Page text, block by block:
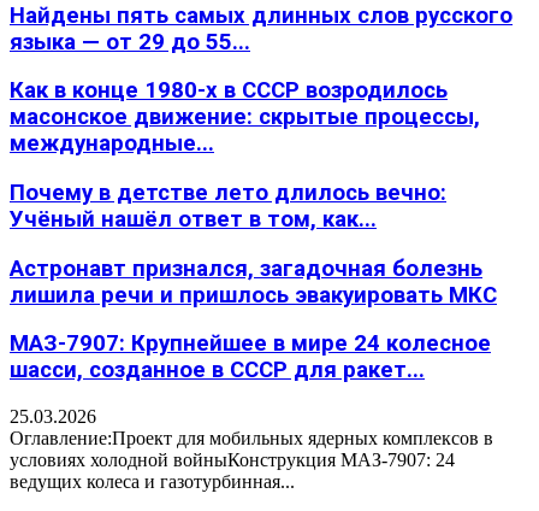
Найдены пять самых длинных слов русского
языка — от 29 до 55...
Как в конце 1980-х в СССР возродилось
масонское движение: скрытые процессы,
международные...
Почему в детстве лето длилось вечно:
Учёный нашёл ответ в том, как...
Астронавт признался, загадочная болезнь
лишила речи и пришлось эвакуировать МКС
МАЗ-7907: Крупнейшее в мире 24 колесное
шасси, созданное в СССР для ракет...
25.03.2026
Оглавление:Проект для мобильных ядерных комплексов в
условиях холодной войныКонструкция МАЗ-7907: 24
ведущих колеса и газотурбинная...